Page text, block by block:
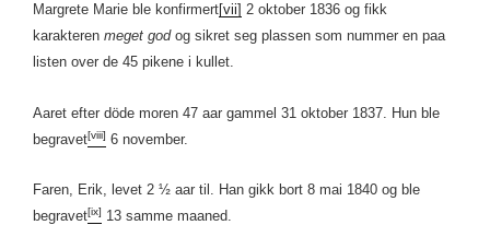
Margrete Marie ble konfirmert[vii] 2 oktober 1836 og fikk
karakteren meget godog sikret seg plassen som nummer en paa
listen over de 45 pikene i kullet.
Aaret efter döde moren 47 aar gammel 31 oktober 1837. Hun ble
begravet[viii] 6 november.
Faren, Erik, levet 2 ½ aar til. Han gikk bort 8 mai 1840 og ble
begravet[ix] 13 samme maaned.